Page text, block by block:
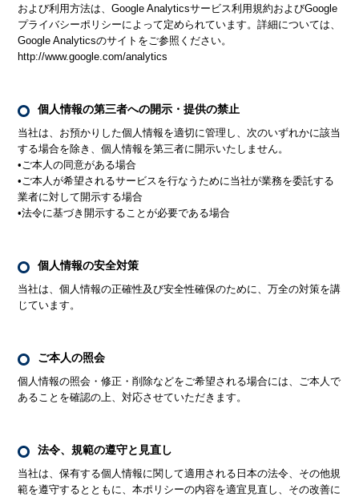
および利用方法は、Google Analyticsサービス利用規約およびGoogle
プライバシーポリシーによって定められています。詳細については、
Google Analyticsのサイトをご参照ください。
http://www.google.com/analytics
個人情報の第三者への開示・提供の禁止
当社は、お預かりした個人情報を適切に管理し、次のいずれかに該当
する場合を除き、個人情報を第三者に開示いたしません。
•ご本人の同意がある場合
•ご本人が希望されるサービスを行なうために当社が業務を委託する
業者に対して開示する場合
•法令に基づき開示することが必要である場合
個人情報の安全対策
当社は、個人情報の正確性及び安全性確保のために、万全の対策を講
じています。
ご本人の照会
個人情報の照会・修正・削除などをご希望される場合には、ご本人で
あることを確認の上、対応させていただきます。
法令、規範の遵守と見直し
当社は、保有する個人情報に関して適用される日本の法令、その他規
範を遵守するとともに、本ポリシーの内容を適宜見直し、その改善に